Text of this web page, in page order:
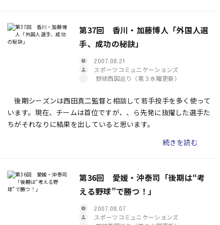
第37回 香川・加藤博人「外国人選
手、成功の秘訣」
2007.08.21
スポーツコミュニケーションズ
野球西国巡り（第３水曜更新）
後期シーズンは西田真二監督と相談して若手投手を多く使って
います。現在、チームは首位ですが、、ら先発に抜擢した選手た
ちがそれなりに結果を出していると思います。
続きを読む
第36回 愛媛・沖泰司「後期は“考
える野球”で勝つ！」
2007.08.07
スポーツコミュニケーションズ